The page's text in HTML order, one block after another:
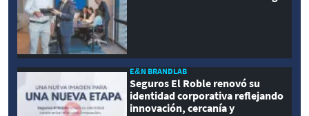
E&N BRANDLAB
Seguros El Roble renovó su
identidad corporativa reflejando
innovación, cercanía y